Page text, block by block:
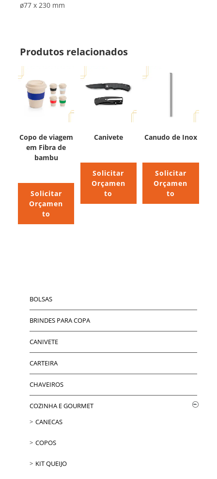
ø77 x 230 mm
Produtos relacionados
Copo de viagem
em Fibra de
bambu
Solicitar
Orçamen
to
Canivete
Solicitar
Orçamen
to
Canudo de Inox
Solicitar
Orçamen
to
BOLSAS
BRINDES PARA COPA
CANIVETE
CARTEIRA
CHAVEIROS
COZINHA E GOURMET
CANECAS
COPOS
KIT QUEIJO